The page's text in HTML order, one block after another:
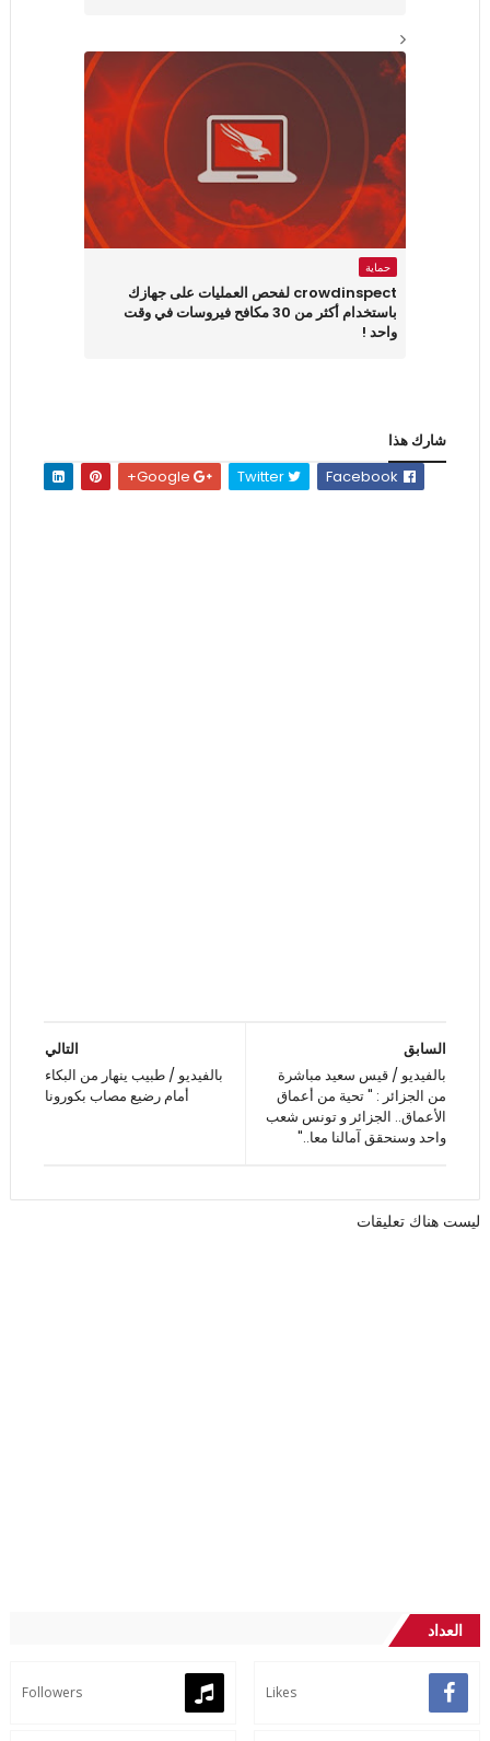
حماية
crowdinspect لفحص العمليات على جهازك
باستخدام أكثر من 30 مكافح فيروسات في وقت
واحد !
شارك هذا
Twitter
التالي
بالفيديو / طبيب ينهار من البكاء
أمام رضيع مصاب بكورونا
السابق
بالفيديو / قيس سعيد مباشرة
من الجزائر : " تحية من أعماق
الأعماق.. الجزائر و تونس شعب
واحد وسنحقق آمالنا معا.."
ليست هناك تعليقات
العداد
Likes
Followers